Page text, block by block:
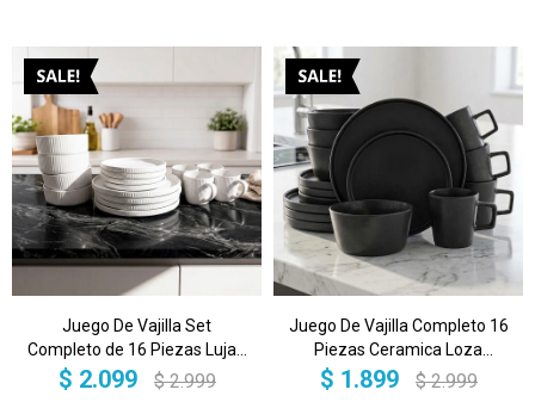
Juego De Vajilla Set
Completo de 16 Piezas Lujan
Ceramica Moderno IMBACK
$ 2.099 $ 2.999
Juego De Vajilla Completo 16
Piezas Ceramica Loza
Moderno IMBACK Color Negro
$ 1.899 $ 2.999